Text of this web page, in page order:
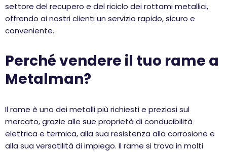
settore del recupero e del riciclo dei rottami metallici,
offrendo ai nostri clienti un servizio rapido, sicuro e
conveniente.
Perché vendere il tuo rame a
Metalman?
Il rame è uno dei metalli più richiesti e preziosi sul
mercato, grazie alle sue proprietà di conducibilità
elettrica e termica, alla sua resistenza alla corrosione e
alla sua versatilità di impiego. Il rame si trova in molti